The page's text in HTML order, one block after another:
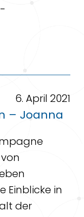
6. April 2021
– Joanna
Einblicke in
der